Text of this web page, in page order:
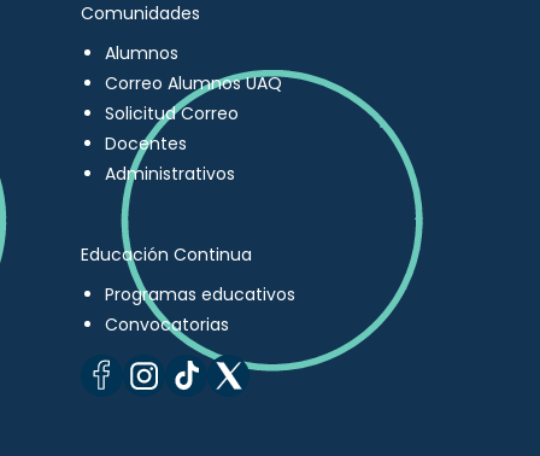
Comunidades
Alumnos
Correo Alumnos UAQ
Solicitud Correo
Docentes
Administrativos
Educación Continua
Programas educativos
Convocatorias